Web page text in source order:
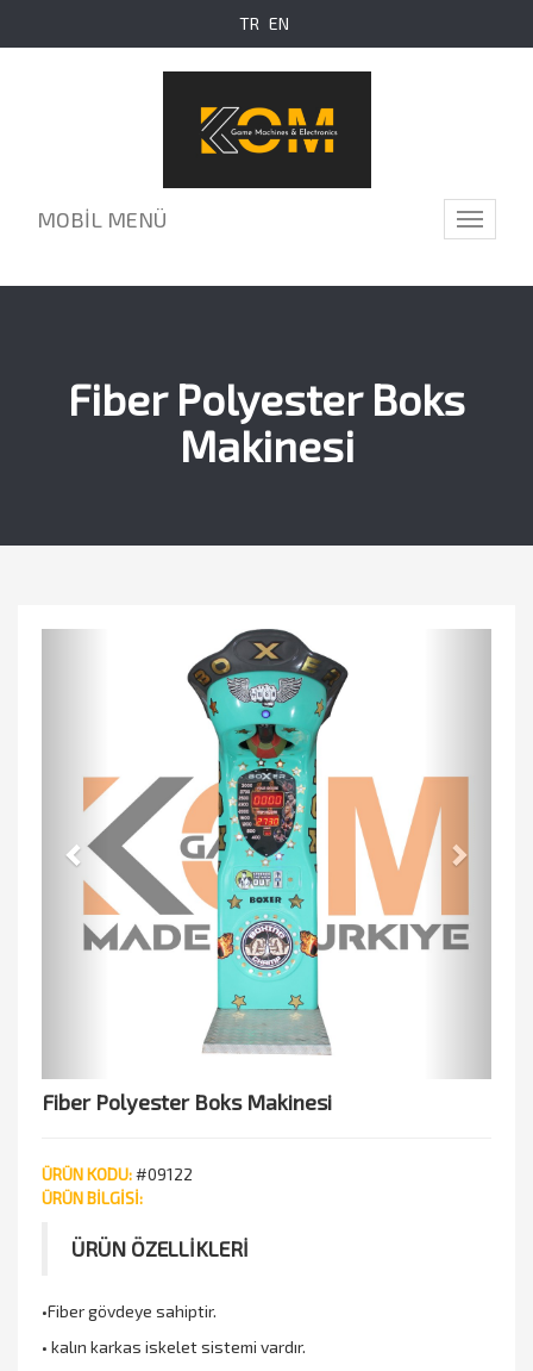
TR EN
Toggle
MOBİL MENÜ
Fiber Polyester Boks
Makinesi
Fiber Polyester Boks Makinesi
ÜRÜN KODU:#09122
ÜRÜN BİLGİSİ:
ÜRÜN ÖZELLİKLERİ
•Fiber gövdeye sahiptir.
• kalın karkas iskelet sistemi vardır.